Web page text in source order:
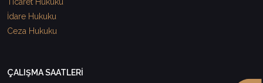
Ticaret Hukuku
İdare Hukuku
Ceza Hukuku
ÇALIŞMA SAATLERİ